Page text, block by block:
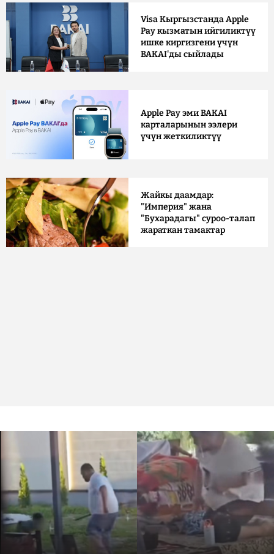
Visa Кыргызстанда Apple
Pay кызматын ийгиликтүү
ишке киргизгени үчүн
BAKAI'ды сыйлады
Apple Pay эми BAKAI
карталарынын ээлери
үчүн жеткиликтүү
Жайкы даамдар:
"Империя" жана
"Бухарадагы" суроо-талап
жараткан тамактар